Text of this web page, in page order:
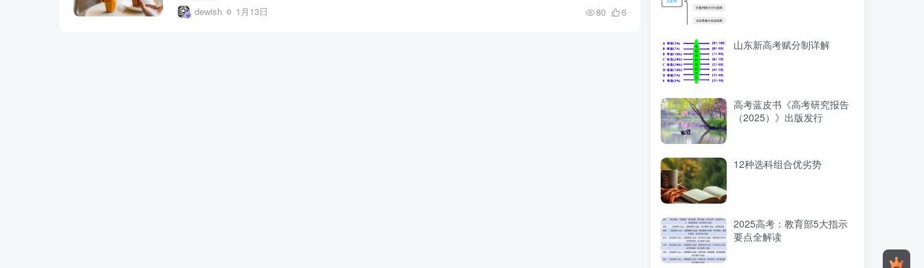
dewish 1月13日 80 6
山东新高考赋分制详解
高考蓝皮书《高考研究报告
（2025）》出版发行
12种选科组合优劣势
2025高考：教育部5大指示
要点全解读